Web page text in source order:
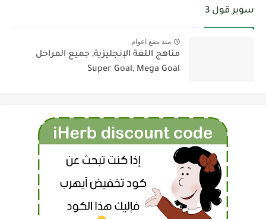
سوبر قول 3
منذ بضع اعوام
مناهج اللغة الإنجليزية, جميع المراحل
Super Goal, Mega Goal